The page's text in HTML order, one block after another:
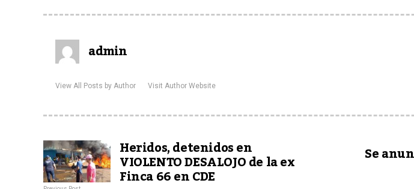
admin
View All Posts by Author Visit Author Website
Heridos, detenidos en
VIOLENTO DESALOJO de la ex
Finca 66 en CDE
Se